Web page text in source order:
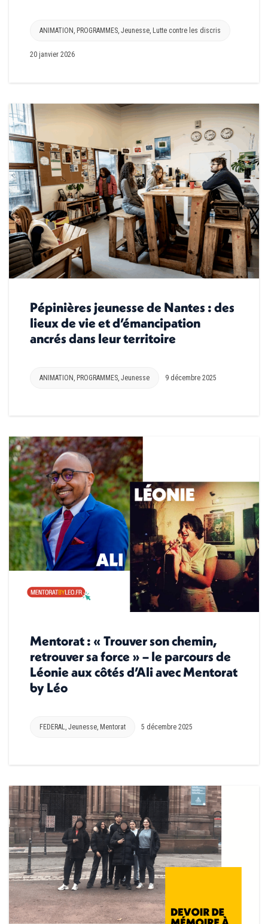
ANIMATION PROGRAMMES Jeunesse Lutte contre les discris
20 janvier 2026
Pépinières jeunesse de Nantes : des
lieux de vie et d’émancipation
ancrés dans leur territoire
ANIMATION , PROGRAMMES, Jeunesse 9 décembre 2025
Mentorat : « Trouver son chemin,
retrouver sa force » – le parcours de
Léonie aux côtés d’Ali avec Mentorat
by Léo
FEDERAL, Jeunesse, Mentorat 5 décembre 2025